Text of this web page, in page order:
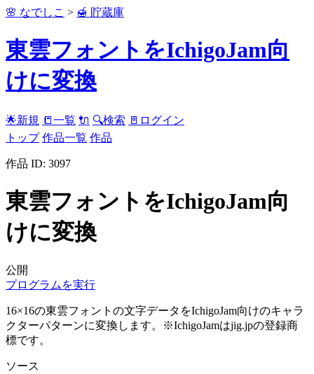
🌸 なでしこ > 🍯 貯蔵庫
東雲フォントをIchigoJam向
けに変換
🌟新規 📒一覧 🔌 🔍検索 🚪ログイン
トップ 作品一覧 作品
作品 ID: 3097
東雲フォントをIchigoJam向
けに変換
公開
プログラムを実行
16×16の東雲フォントの文字データをIchigoJam向けのキャラ
クターパターンに変換します。※IchigoJamはjig.jpの登録商
標です。
ソース